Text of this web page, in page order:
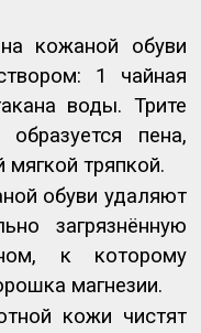
кожаной обуви
1 чайная
воды. Трите
пена,
мягкой тряпкой.
обуви удаляют
загрязнённую
к которому
магнезии.
кожи чистят